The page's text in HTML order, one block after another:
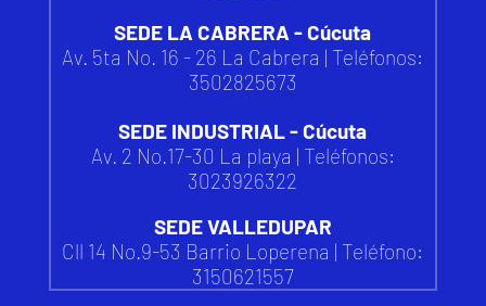
SEDE LA CABRERA - Cúcuta
Av. 5ta No. 16 - 26 La Cabrera | Teléfonos:
3502825673
SEDE INDUSTRIAL - Cúcuta
Av. 2 No.17-30 La playa | Teléfonos:
3023926322
SEDE VALLEDUPAR
Cll 14 No.9-53 Barrio Loperena | Teléfono:
3150621557